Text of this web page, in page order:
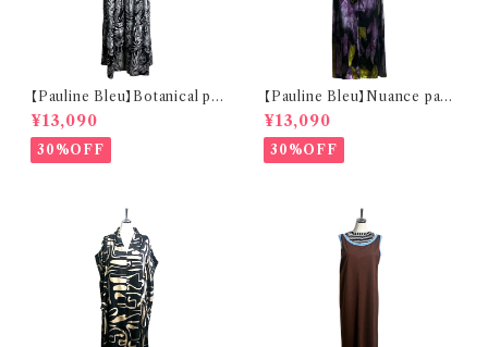
【Pauline Bleu】Botanical pat
tern Tiered One-piece
¥13,090
30%OFF
【Pauline Bleu】Nuance patt
ern With belt One-piece
¥13,090
30%OFF